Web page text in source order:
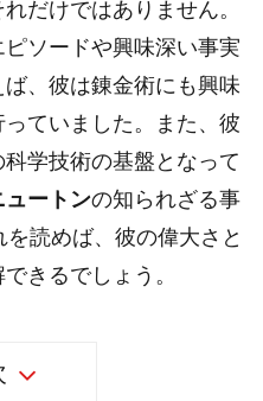
だけではありません。
ソードや興味深い事実
、彼は錬金術にも興味
ていました。また、彼
学技術の基盤となって
ュートンの知られざる事
読めば、彼の偉大さと
きるでしょう。